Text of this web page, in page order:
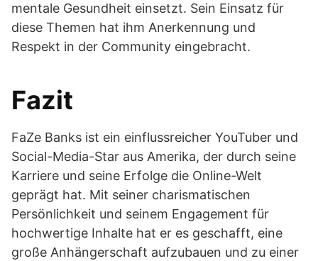
mentale Gesundheit einsetzt. Sein Einsatz für
diese Themen hat ihm Anerkennung und
Respekt in der Community eingebracht.
Fazit
FaZe Banks ist ein einflussreicher YouTuber und
Social-Media-Star aus Amerika, der durch seine
Karriere und seine Erfolge die Online-Welt
geprägt hat. Mit seiner charismatischen
Persönlichkeit und seinem Engagement für
hochwertige Inhalte hat er es geschafft, eine
große Anhängerschaft aufzubauen und zu einer